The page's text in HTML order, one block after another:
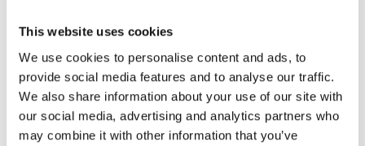
This website uses cookies
We use cookies to personalise content and ads, to
provide social media features and to analyse our traffic.
We also share information about your use of our site with
our social media, advertising and analytics partners who
may combine it with other information that you’ve
Udviklingen afmasse-kommerciel flyrejsning har
revolutioneret, hvordan vi forbinder os medhinanden i
dag. Nu har den digitale revolution til formål at gøre
flyvningertil den mest behagelige oplevelse.
I den ikke alt fordistancerede fremtid, vil robotter
blive tjenere for de rejsende, både ilufthavnen og på
selve flyveren. Pilotløse fly er fremtiden.